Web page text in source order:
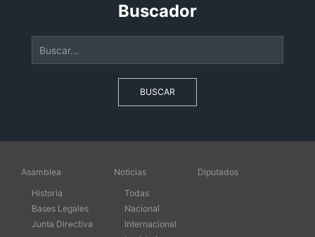
Buscador
BUSCAR
Asamblea
Historia
Bases Legales
Junta Directiva
Noticias
Todas
Nacional
Internacional
Diputados